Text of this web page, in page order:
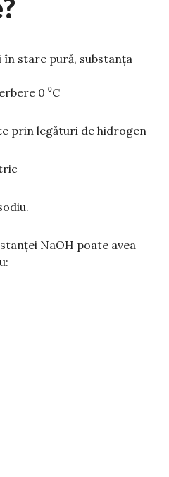
stare pură, substanța
0 ⁰C
prin legături de hidrogen
NaOH poate avea
: